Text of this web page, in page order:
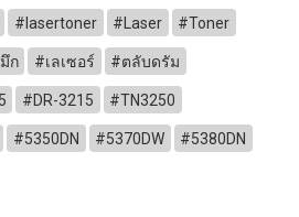
#lasertoner #Laser #Toner
ก #เลเซอร์ #ตลับดรัม
#DR-3215 #TN3250
#5350DN #5370DW #5380DN